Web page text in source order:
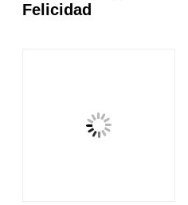
Felicidad